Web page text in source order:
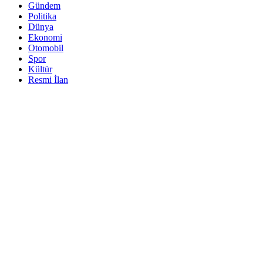
Gündem
Politika
Dünya
Ekonomi
Otomobil
Spor
Kültür
Resmi İlan